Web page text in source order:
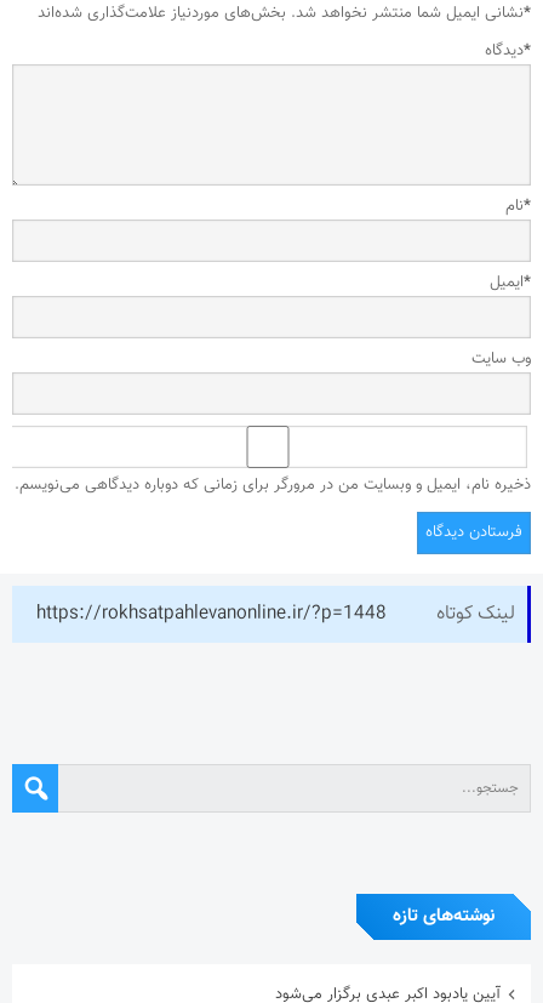
نشانی ایمیل شما منتشر نخواهد شد. بخش‌های موردنیاز علامت‌گذاری شده‌اند
*
دیدگاه*
نام*
ایمیل*
وب‌ سایت
ذخیره نام، ایمیل و وبسایت من در مرورگر برای زمانی که دوباره دیدگاهی می‌نویسم.
لینک کوتاه https://rokhsatpahlevanonline.ir/?p=1448
نوشته‌های تازه
آیین یادبود اکبر عبدی برگزار می‌شود